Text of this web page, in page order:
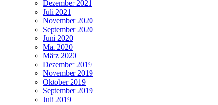
Dezember 2021
Juli 2021
November 2020
September 2020
Juni 2020
Mai 2020
März 2020
Dezember 2019
November 2019
Oktober 2019
September 2019
Juli 2019